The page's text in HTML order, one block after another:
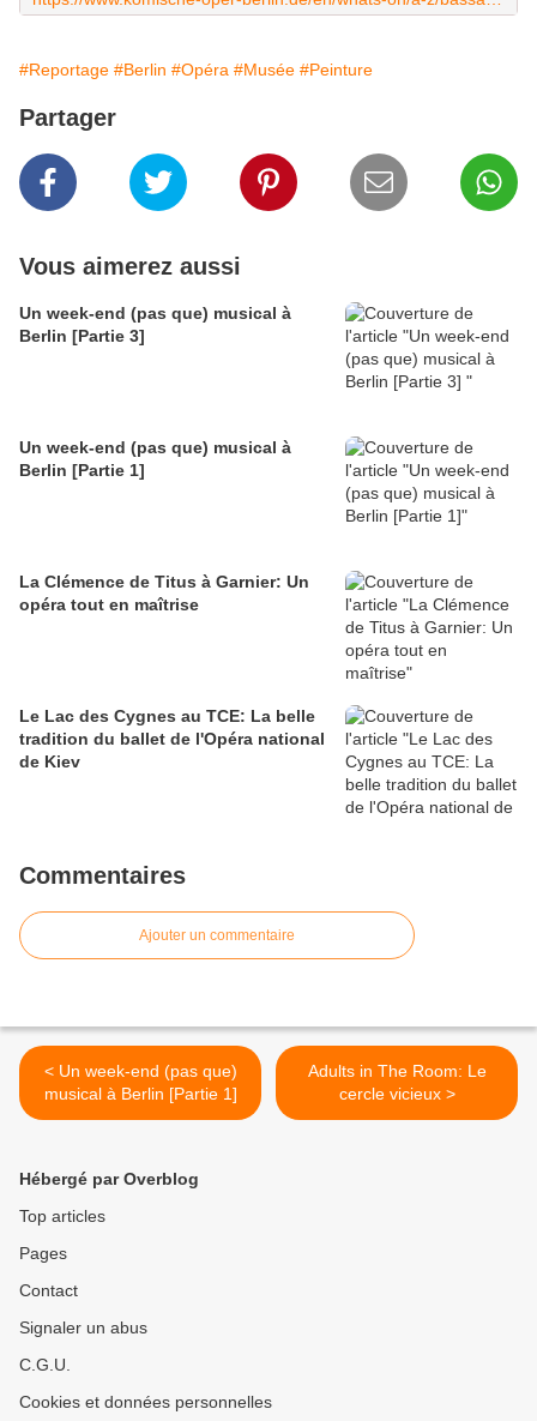
#Reportage #Berlin #Opéra #Musée #Peinture
Partager
Vous aimerez aussi
Un week-end (pas que) musical à
Berlin [Partie 3]
Un week-end (pas que) musical à
Berlin [Partie 1]
La Clémence de Titus à Garnier: Un
opéra tout en maîtrise
Le Lac des Cygnes au TCE: La belle
tradition du ballet de l'Opéra national
de Kiev
Commentaires
Ajouter un commentaire
< Un week-end (pas que)
musical à Berlin [Partie 1]
Adults in The Room: Le
cercle vicieux >
Hébergé par Overblog
Top articles
Pages
Contact
Signaler un abus
C.G.U.
Cookies et données personnelles